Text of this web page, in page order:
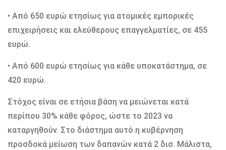
• Από 650 ευρώ ετησίως για ατομικές εμπορικές
επιχειρήσεις και ελεύθερους επαγγελματίες, σε 455
ευρώ.
• Από 600 ευρώ ετησίως για κάθε υποκατάστημα, σε
420 ευρώ.
Στόχος είναι σε ετήσια βάση να μειώνεται κατά
περίπου 30% κάθε φόρος, ώστε το 2023 να
καταργηθούν. Στο διάστημα αυτό η κυβέρνηση
προσδοκά μείωση των δαπανών κατά 2 δισ. Μάλιστα,